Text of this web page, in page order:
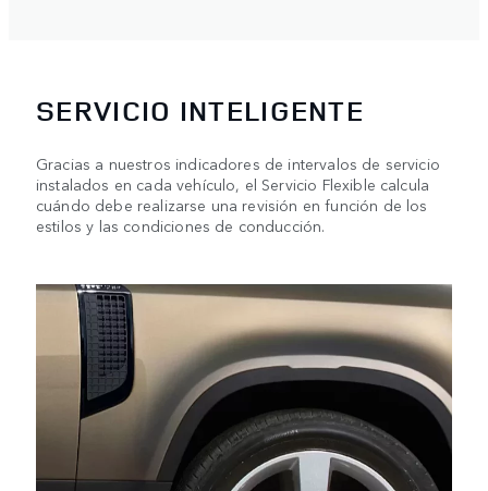
SERVICIO INTELIGENTE
Gracias a nuestros indicadores de intervalos de servicio
instalados en cada vehículo, el Servicio Flexible calcula
cuándo debe realizarse una revisión en función de los
estilos y las condiciones de conducción.